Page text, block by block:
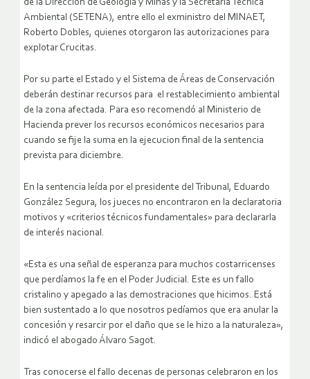
de la Dirección de Geología y Minas y la Secretaría Técnica
Ambiental (SETENA), entre ello el exministro del MINAET,
Roberto Dobles, quienes otorgaron las autorizaciones para
explotar Crucitas.
Por su parte el Estado y el Sistema de Áreas de Conservación
deberán destinar recursos para el restablecimiento ambiental
de la zona afectada. Para eso recomendó al Ministerio de
Hacienda prever los recursos económicos necesarios para
cuando se fije la suma en la ejecucion final de la sentencia
prevista para diciembre.
En la sentencia leída por el presidente del Tribunal, Eduardo
González Segura, los jueces no encontraron en la declaratoria
motivos y «criterios técnicos fundamentales» para declararla
de interés nacional.
«Esta es una señal de esperanza para muchos costarricenses
que perdíamos la fe en el Poder Judicial. Este es un fallo
cristalino y apegado a las demostraciones que hicimos. Está
bien sustentado a lo que nosotros pedíamos que era anular la
concesión y resarcir por el daño que se le hizo a la naturaleza»,
indicó el abogado Álvaro Sagot.
Tras conocerse el fallo decenas de personas celebraron en los